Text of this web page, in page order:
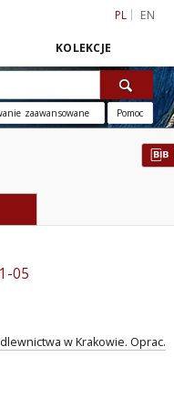
PL EN
KOLEKCJE
zaawansowane Pomoc
05
w Krakowie. Oprac.